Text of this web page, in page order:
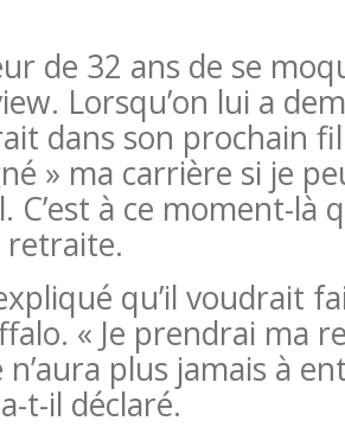
de 32 ans de se
Lorsqu’on lui a
dans son prochain
» ma carrière si je
C’est à ce moment-là
retraite.
qu’il voudrait
« Je prendrai ma
plus jamais à
t-il déclaré.